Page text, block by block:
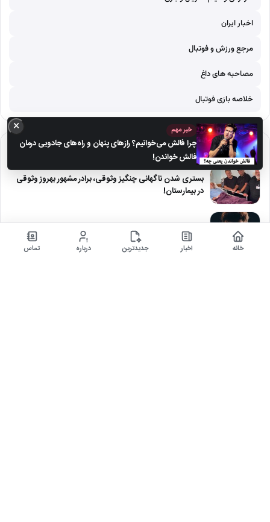
اخبار ایران
مرجع ورزش و فوتبال
مصاحبه های داغ
خلاصه بازی فوتبال
آخرین‌ها
بستری شدن ناگهانی چنگیز وثوقی، برادر مشهور بهروز وثوقی
در بیمارستان!
دانلود آهنگ معین زد به نام خماریتو میکشم
× خبر مهم
چرا فالش می‌خوانیم؟ رازهای پنهان و راه‌های جادویی درمان
فالش خواندن!
خانه اخبار جدیدترین درباره تماس